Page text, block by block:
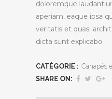
doloremque
aperiam, eaque ipsa
veritatis et quasi
dicta sunt explicabo.
CATÉGORIE : Canapés
SHARE ON: